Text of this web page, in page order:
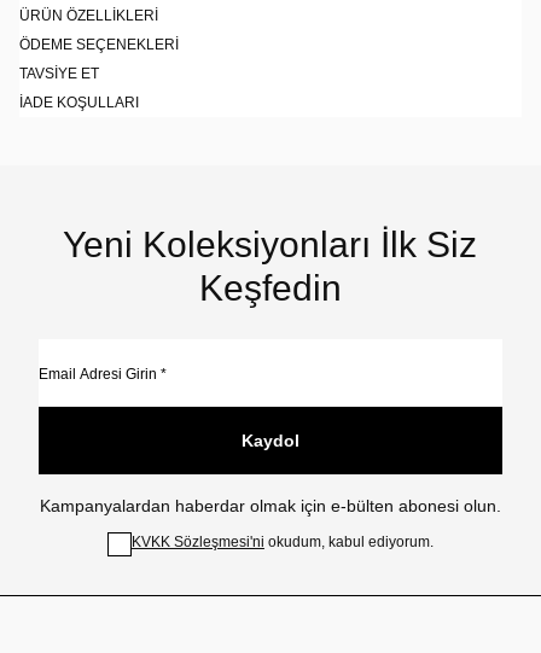
ÜRÜN ÖZELLIKLERI
ÖDEME SEÇENEKLERI
TAVSIYE ET
İADE KOŞULLARI
Yeni Koleksiyonları İlk Siz
Keşfedin
Kaydol
Kampanyalardan haberdar olmak için e-bülten abonesi olun.
KVKK Sözleşmesi'ni okudum, kabul ediyorum.